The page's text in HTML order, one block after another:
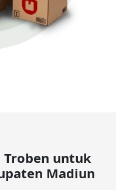
Troben untuk
Madiun